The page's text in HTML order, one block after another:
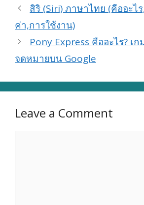
สิริ (Siri) ภาษาไทย (คืออะไ
ค่า,การใช้งาน)
Pony Express คืออะไร? เ
จดหมายบน Google
Leave a Comment